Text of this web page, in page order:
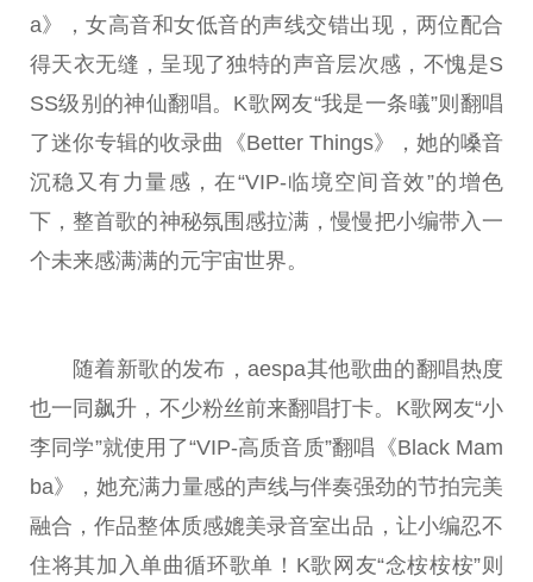
a》，女高音和女低音的声线交错出现，两位配合
得天衣无缝，呈现了独特的声音层次感，不愧是S
SS级别的神仙翻唱。K歌网友“我是一条㬢”则翻唱
了迷你专辑的收录曲《Better Things》，她的嗓音
沉稳又有力量感，在“VIP-临境空间音效”的增色
下，整首歌的神秘氛围感拉满，慢慢把小编带入一
个未来感满满的元宇宙世界。
随着新歌的发布，aespa其他歌曲的翻唱热度
也一同飙升，不少粉丝前来翻唱打卡。K歌网友“小
李同学”就使用了“VIP-高质音质”翻唱《Black Mam
ba》，她充满力量感的声线与伴奏强劲的节拍完美
融合，作品整体质感媲美录音室出品，让小编忍不
住将其加入单曲循环歌单！K歌网友“念桉桉桉”则